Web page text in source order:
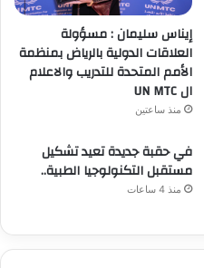
إيناس سليمان : مسؤولة
العلاقات الدولية بالرياض بمنظمة
الأمم المتحدة للتدريب والاعلام
ال UN MTC
منذ ساعتين
في حقبة جديدة تعيد تشكيل
مستقبل التكنولوجيا الطبية..
منذ 4 ساعات